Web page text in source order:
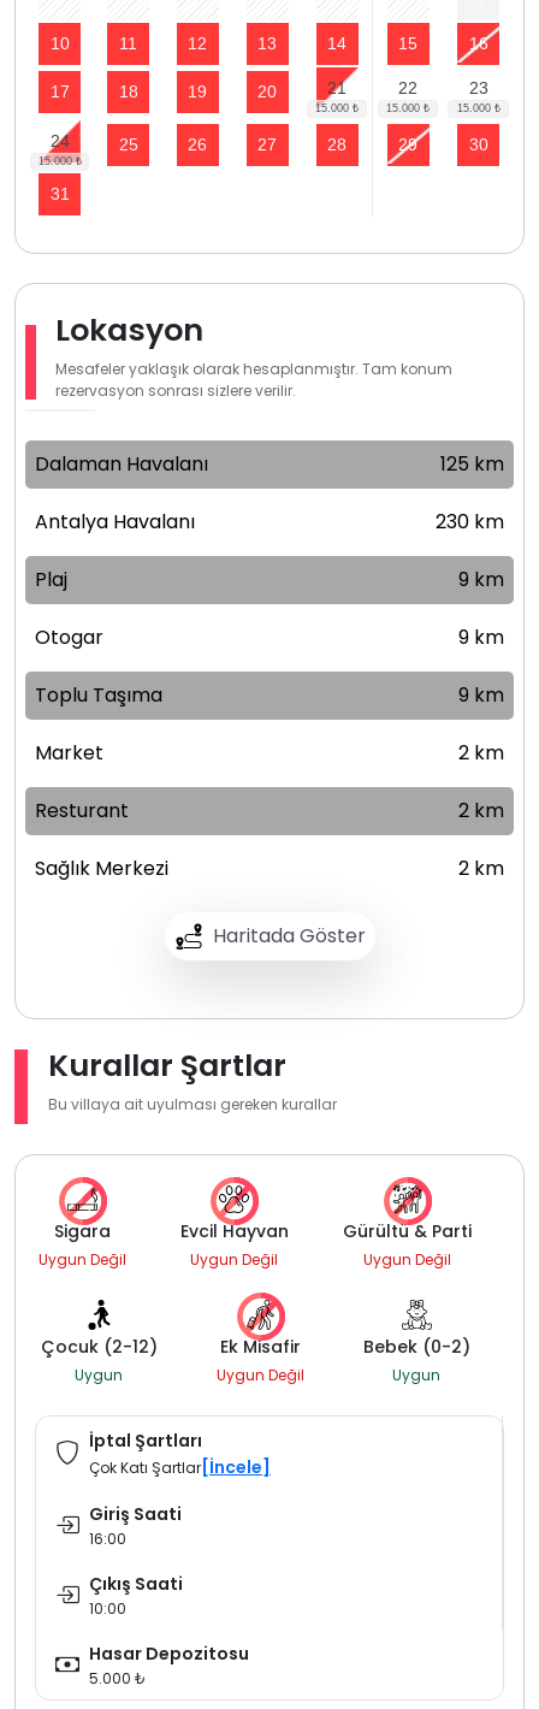
10 11 12 13 14 15 16
17 18 19 20 21 22 23
24 25 26 27 28 29 30
31
Lokasyon
Mesafeler yaklaşık olarak hesaplanmıştır. Tam konum
rezervasyon sonrası sizlere verilir.
Haritada Göster
Dalaman Havalanı 125 km
Antalya Havalanı 230 km
Plaj 9 km
Otogar 9 km
Toplu Taşıma 9 km
Market 2 km
Resturant 2 km
Sağlık Merkezi 2 km
Kurallar Şartlar
Bu villaya ait uyulması gereken kurallar
Sigara
Uygun Değil
Evcil Hayvan
Uygun Değil
Gürültü & Parti
Uygun Değil
Çocuk (2-12)
Uygun
Ek Misafir
Uygun Değil
Bebek (0-2)
Uygun
İptal Şartları
Çok Katı Şartlar [İncele]
Giriş Saati
16:00
Çıkış Saati
10:00
Hasar Depozitosu
5.000 ₺